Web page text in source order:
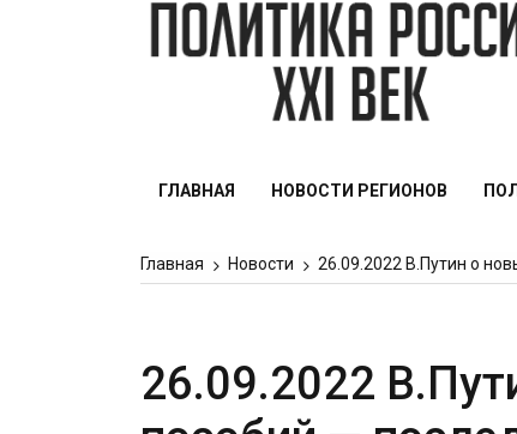
ГЛАВНАЯ НОВОСТИ РЕГИОНОВ
Главная Новости 26.09.2022 В.Путин о
26.09.2022